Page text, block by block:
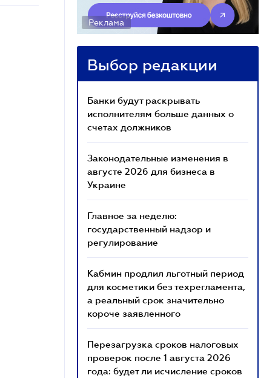
Реклама
Выбор редакции
Банки будут раскрывать
исполнителям больше данных о
счетах должников
Законодательные изменения в
августе 2026 для бизнеса в
Украине
Главное за неделю:
государственный надзор и
регулирование
Кабмин продлил льготный период
для косметики без техрегламента,
а реальный срок значительно
короче заявленного
Перезагрузка сроков налоговых
проверок после 1 августа 2026
года: будет ли исчисление сроков